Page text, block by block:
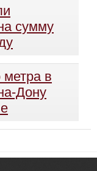
сумму
метра в
Дону